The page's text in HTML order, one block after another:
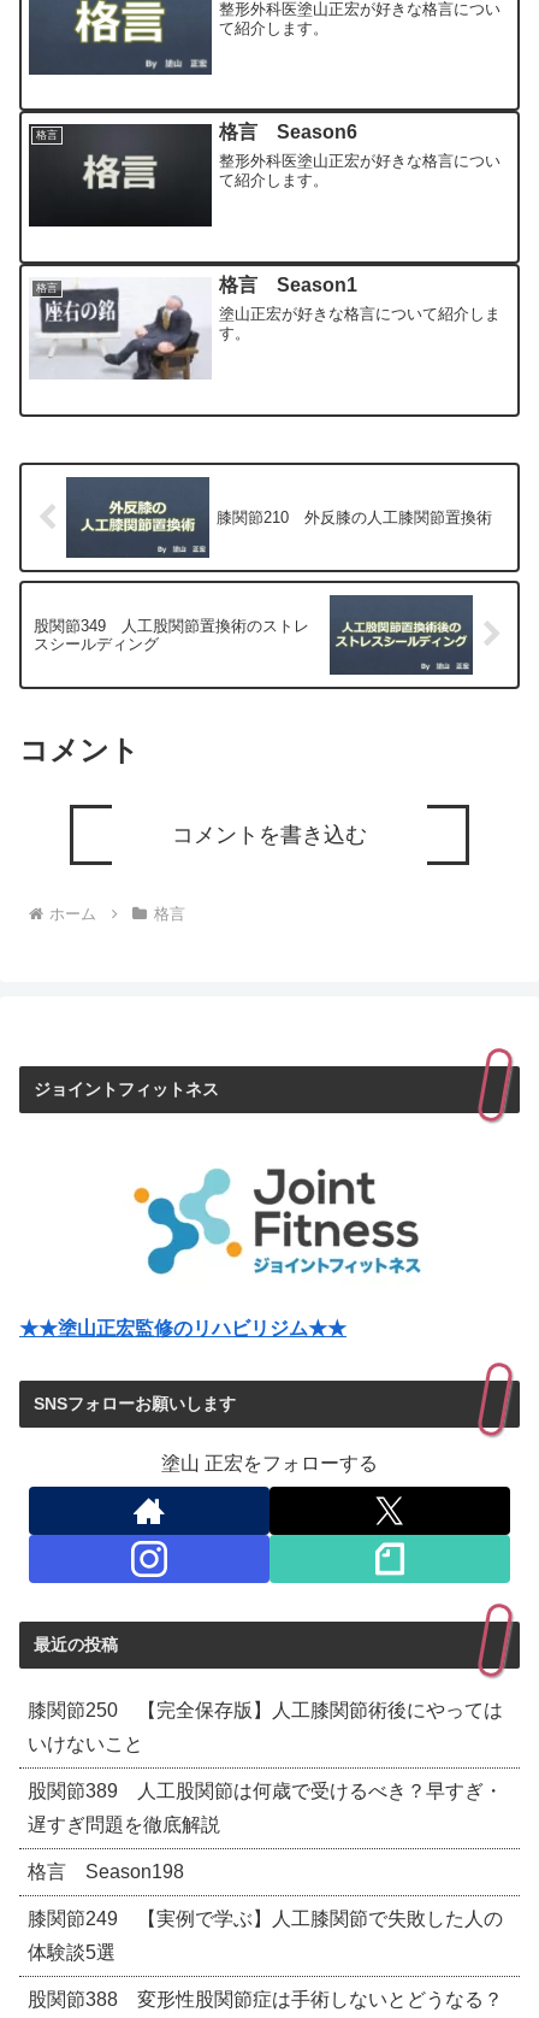
整形外科医塗山正宏が好きな格言につい
て紹介します。
格言 格言 Season6
整形外科医塗山正宏が好きな格言につい
て紹介します。
格言 格言 Season1
塗山正宏が好きな格言について紹介しま
す。
膝関節210 外反膝の人工膝関節置換術
股関節349 人工股関節置換術のストレ
スシールディング
コメント
コメントを書き込む
ホーム 格言
ジョイントフィットネス
★★塗山正宏監修のリハビリジム★★
SNSフォローお願いします
塗山 正宏をフォローする
最近の投稿
膝関節250 【完全保存版】人工膝関節術後にやっては
いけないこと
股関節389 人工股関節は何歳で受けるべき？早すぎ・
遅すぎ問題を徹底解説
格言 Season198
膝関節249 【実例で学ぶ】人工膝関節で失敗した人の
体験談5選
股関節388 変形性股関節症は手術しないとどうなる？